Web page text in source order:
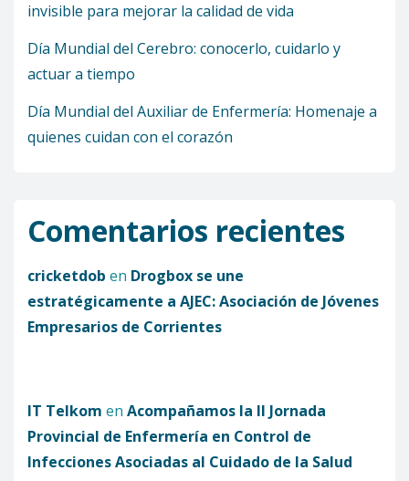
invisible para mejorar la calidad de vida
Día Mundial del Cerebro: conocerlo, cuidarlo y
actuar a tiempo
Día Mundial del Auxiliar de Enfermería: Homenaje a
quienes cuidan con el corazón
Comentarios recientes
cricketdob en Drogbox se une
estratégicamente a AJEC: Asociación de Jóvenes
Empresarios de Corrientes
IT Telkom en Acompañamos la II Jornada
Provincial de Enfermería en Control de
Infecciones Asociadas al Cuidado de la Salud